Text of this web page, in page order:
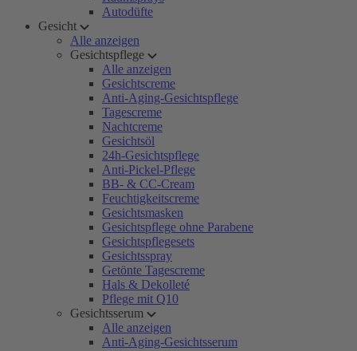
Autodüfte
Gesicht
Alle anzeigen
Gesichtspflege
Alle anzeigen
Gesichtscreme
Anti-Aging-Gesichtspflege
Tagescreme
Nachtcreme
Gesichtsöl
24h-Gesichtspflege
Anti-Pickel-Pflege
BB- & CC-Cream
Feuchtigkeitscreme
Gesichtsmasken
Gesichtspflege ohne Parabene
Gesichtspflegesets
Gesichtsspray
Getönte Tagescreme
Hals & Dekolleté
Pflege mit Q10
Gesichtsserum
Alle anzeigen
Anti-Aging-Gesichtsserum